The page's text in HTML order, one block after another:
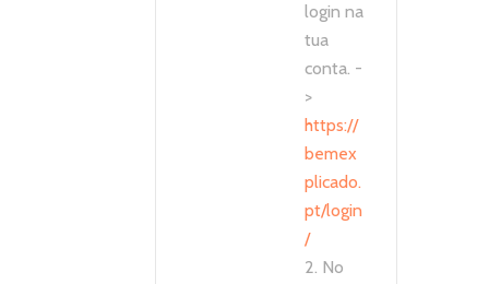
login na
tua
conta. -
>
https://
bemex
plicado.
pt/login
/
2. No